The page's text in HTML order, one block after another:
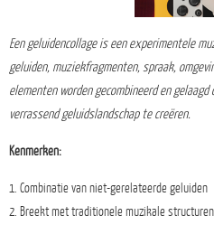
Een geluidencollage is een experimentele
geluiden, muziekfragmenten, spraak,
elementen worden gecombineerd en
verrassend geluidslandschap te creëren.
Kenmerken:
1. Combinatie van niet-gerelateerde geluiden
2. Breekt met traditionele muzikale structuren